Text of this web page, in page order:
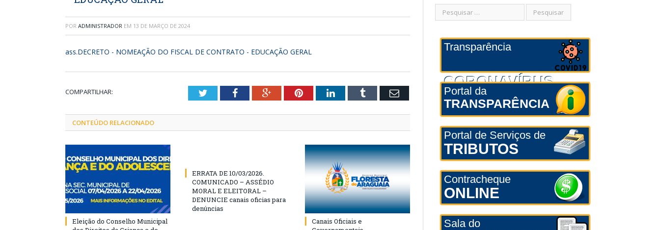
POR ADMINISTRADOR EM 13 DE MARÇO DE 2024
ass.DECRETO - NOMEAÇÃO DO FISCAL DE CONTRATO - EDUCAÇÃO GERAL
COMPARTILHAR: TwitterFacebookGoogle+PinterestLinkedInTumblr Email
CONTEÚDO RELACIONADO
Eleição do Conselho Municipal
ERRATA DE 10/03/2026.
COMUNICADO – ASSÉDIO
MORAL E ELEITORAL –
DENUNCIE canais oficias para
denúncias
Canais Oficiais e
Transparência
CORONAVÍRUS
Portal da
TRANSPARÊNCIA
Portal de Serviços de
TRIBUTOS
Contracheque
ONLINE
Sala do